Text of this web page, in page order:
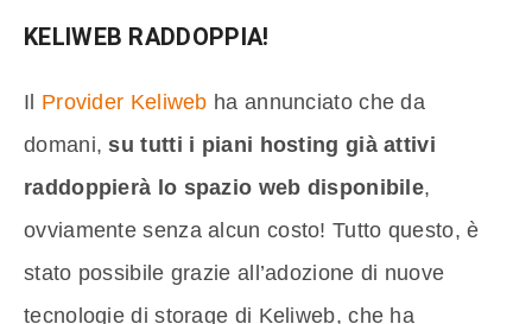
KELIWEB RADDOPPIA!
Il Provider Keliweb ha annunciato che da
domani,su tutti i piani hosting già attivi
raddoppierà lo spazio web disponibile,
ovviamente senza alcun costo! Tutto questo, è
stato possibile grazie all’adozione di nuove
tecnologie di storage di Keliweb, che ha